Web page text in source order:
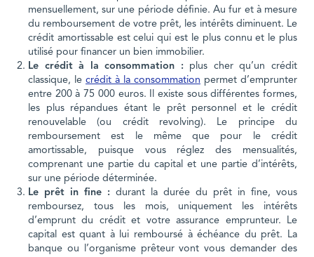
mensuellement, sur une période définie. Au fur et à mesure
du remboursement de votre prêt, les intérêts diminuent. Le
crédit amortissable est celui qui est le plus connu et le plus
utilisé pour financer un bien immobilier.
Le crédit à la consommation : plus cher qu’un crédit
classique, le crédit à la consommation permet d’emprunter
entre 200 à 75 000 euros. Il existe sous différentes formes,
les plus répandues étant le prêt personnel et le crédit
renouvelable (ou crédit revolving). Le principe du
remboursement est le même que pour le crédit
amortissable, puisque vous réglez des mensualités,
comprenant une partie du capital et une partie d’intérêts,
sur une période déterminée.
Le prêt in fine : durant la durée du prêt in fine, vous
remboursez, tous les mois, uniquement les intérêts
d’emprunt du crédit et votre assurance emprunteur. Le
capital est quant à lui remboursé à échéance du prêt. La
banque ou l’organisme prêteur vont vous demander des